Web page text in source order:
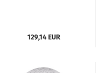
129,14 EUR